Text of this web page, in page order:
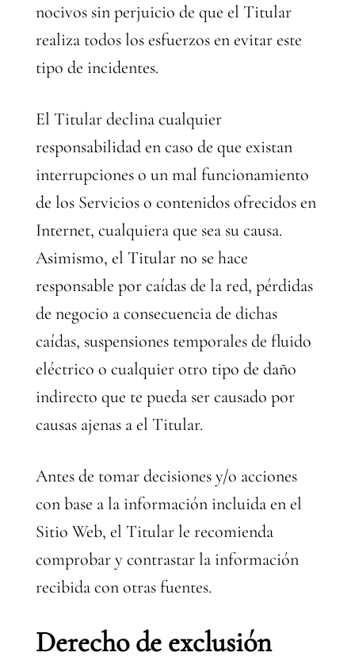
nocivos sin perjuicio de que el Titular
realiza todos los esfuerzos en evitar este
tipo de incidentes.
El Titular declina cualquier
responsabilidad en caso de que existan
interrupciones o un mal funcionamiento
de los Servicios o contenidos ofrecidos en
Internet, cualquiera que sea su causa.
Asimismo, el Titular no se hace
responsable por caídas de la red, pérdidas
de negocio a consecuencia de dichas
caídas, suspensiones temporales de fluido
eléctrico o cualquier otro tipo de daño
indirecto que te pueda ser causado por
causas ajenas a el Titular.
Antes de tomar decisiones y/o acciones
con base a la información incluida en el
Sitio Web, el Titular le recomienda
comprobar y contrastar la información
recibida con otras fuentes.
Derecho de exclusión